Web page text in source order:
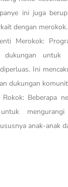
ini juga
dengan merokok.
Merokok:
dukungan untuk
Ini
dukungan
Beberapa
mengurangi
anak-anak